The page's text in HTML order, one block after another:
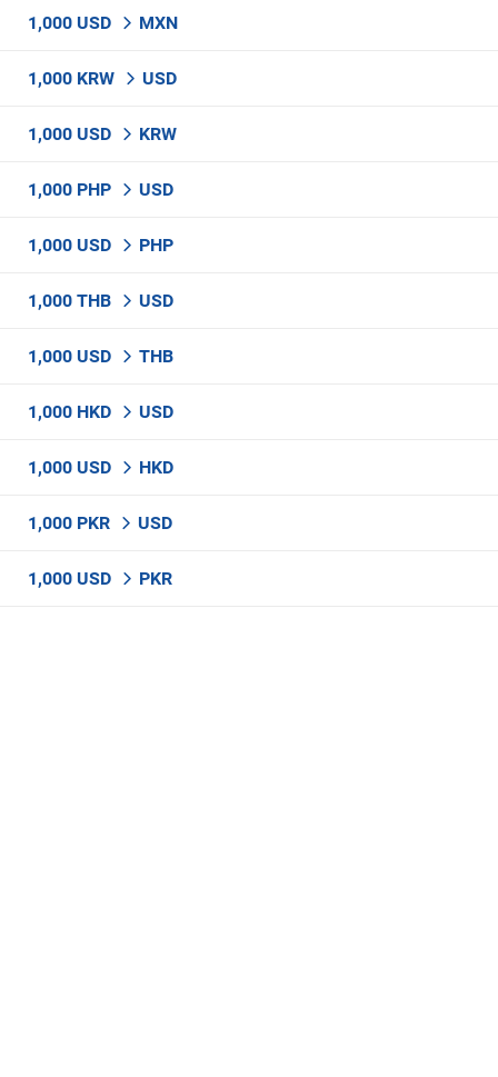
1,000 USD MXN
1,000 KRW USD
1,000 USD KRW
1,000 PHP USD
1,000 USD PHP
1,000 THB USD
1,000 USD THB
1,000 HKD USD
1,000 USD HKD
1,000 PKR USD
1,000 USD PKR